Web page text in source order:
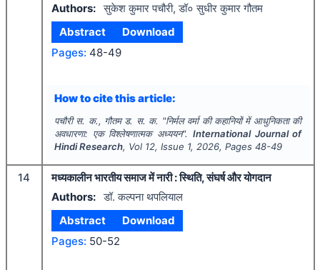
Authors: सुकेश कुमार पचौरी, डॉ० सुधीर कुमार गौतम
Abstract
Download
Pages: 48-49
How to cite this article:
पचौरी स. क., गौतम ड. स. क. "निर्मल वर्मा की कहानियों में आधुनिकता की
अवधारणा: एक विश्लेषणात्मक अध्ययन". International Journal of
Hindi Research, Vol 12, Issue 1, 2026, Pages 48-49
14
मध्यकालीन भारतीय समाज में नारी : स्थिति, संघर्ष और योगदान
Authors: डॉ. कल्पना थपलियाल
Abstract
Download
Pages: 50-52